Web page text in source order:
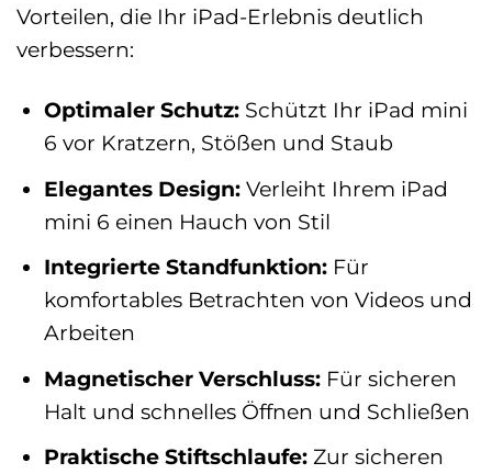
Vorteilen, die Ihr iPad-Erlebnis deutlich
verbessern:
Optimaler Schutz: Schützt Ihr iPad mini
6 vor Kratzern, Stößen und Staub
Elegantes Design: Verleiht Ihrem iPad
mini 6 einen Hauch von Stil
Integrierte Standfunktion: Für
komfortables Betrachten von Videos und
Arbeiten
Magnetischer Verschluss: Für sicheren
Halt und schnelles Öffnen und Schließen
Praktische Stiftschlaufe: Zur sicheren